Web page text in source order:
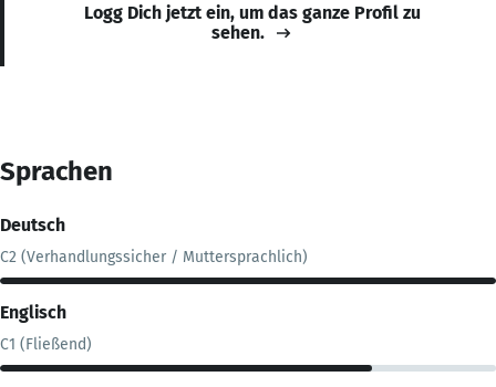
Logg Dich jetzt ein, um das ganze Profil zu
sehen.
Sprachen
Deutsch
C2 (Verhandlungssicher / Muttersprachlich)
Englisch
C1 (Fließend)